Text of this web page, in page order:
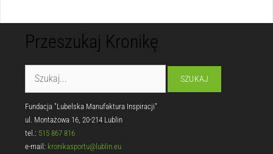
Przeszukaj Kronikę
Fundacja "Lubelska Manufaktura Inspiracji"
ul. Montażowa 16, 20-214 Lublin
tel.: 515 867 816
e-mail: kronikasportu@lublin.eu